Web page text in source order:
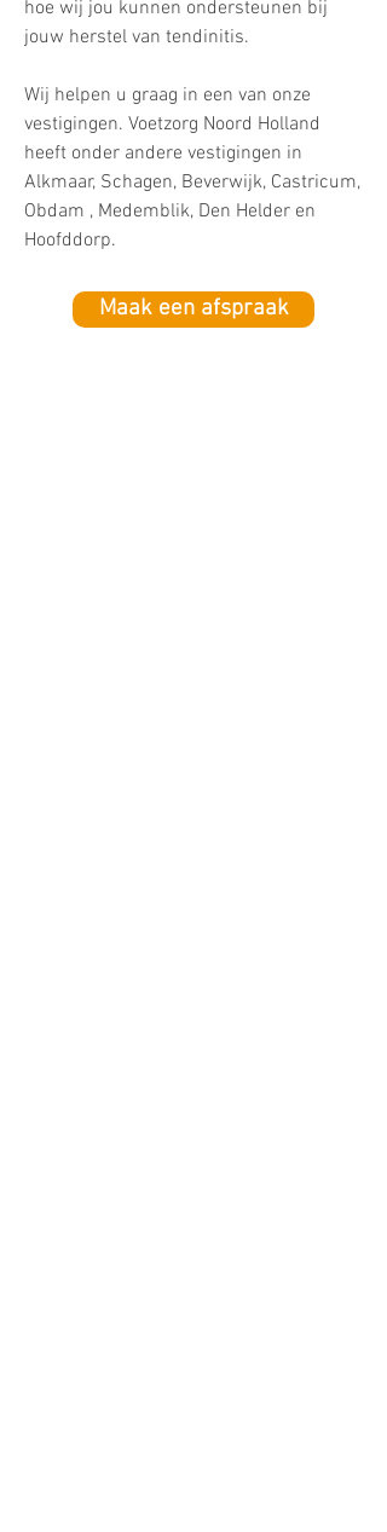
hoe wij jou kunnen ondersteunen bij
jouw herstel van tendinitis.​​
Wij helpen u graag in een van onze
vestigingen. Voetzorg Noord Holland
heeft onder andere vestigingen in
Alkmaar, Schagen, Beverwijk, Castricum,
Obdam , Medemblik, Den Helder en
Hoofddorp.
Maak een afspraak